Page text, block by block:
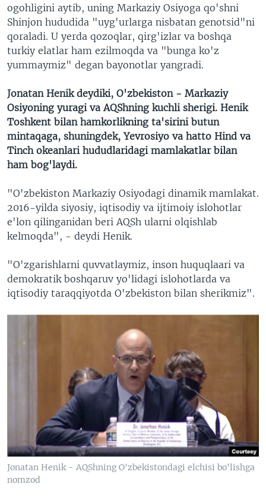
ogohligini aytib, uning Markaziy Osiyoga qo'shni
Shinjon hududida "uyg'urlarga nisbatan genotsid"ni
qoraladi. U yerda qozoqlar, qirg'izlar va boshqa
turkiy elatlar ham ezilmoqda va "bunga ko'z
yummaymiz" degan bayonotlar yangradi.
Jonatan Henik deydiki, O'zbekiston - Markaziy
Osiyoning yuragi va AQShning kuchli sherigi. Henik
Toshkent bilan hamkorlikning ta'sirini butun
mintaqaga, shuningdek, Yevrosiyo va hatto Hind va
Tinch okeanlari hududlaridagi mamlakatlar bilan
ham bog'laydi.
"O'zbekiston Markaziy Osiyodagi dinamik mamlakat.
2016-yilda siyosiy, iqtisodiy va ijtimoiy islohotlar
e'lon qilinganidan beri AQSh ularni olqishlab
kelmoqda", - deydi Henik.
"O'zgarishlarni quvvatlaymiz, inson huquqlaari va
demokratik boshqaruv yo'lidagi islohotlarda va
iqtisodiy taraqqiyotda O'zbekiston bilan sherikmiz".
Jonatan Henik - AQShning O'zbekistondagi elchisi bo'lishga
nomzod